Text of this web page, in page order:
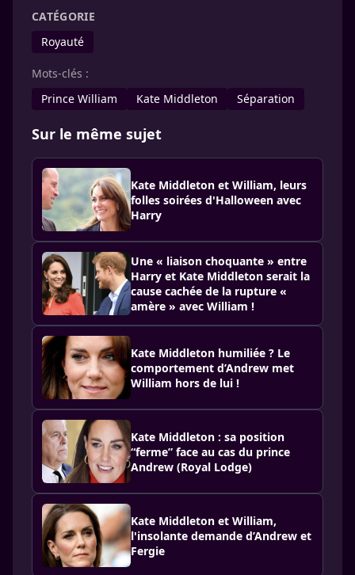
CATÉGORIE
Royauté
Mots-clés :
Prince William
Kate Middleton Séparation
Sur le même sujet
Kate Middleton et William, leurs
folles soirées d'Halloween avec
Harry
Une « liaison choquante » entre
Harry et Kate Middleton serait la
cause cachée de la rupture «
amère » avec William !
Kate Middleton humiliée ? Le
comportement d’Andrew met
William hors de lui !
Kate Middleton : sa position
“ferme” face au cas du prince
Andrew (Royal Lodge)
Kate Middleton et William,
l'insolante demande d’Andrew et
Fergie